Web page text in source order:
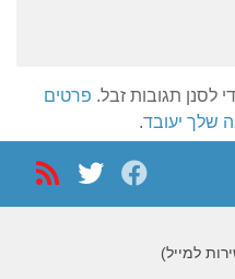
פרטים
שלך יעובד.
למייל)